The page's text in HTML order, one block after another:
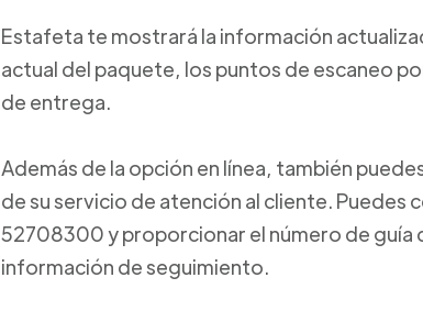
Estafeta te mostrará la información
actual del paquete, los puntos de escaneo
de entrega.
Además de la opción en línea, también
de su servicio de atención al cliente.
52708300 y proporcionar el número de guía
información de seguimiento.